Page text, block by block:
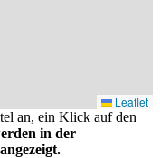
Leaflet
an, ein Klick auf den
in der